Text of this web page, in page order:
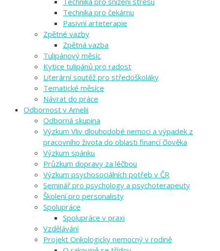
Technika pro čekárnu
Pasivní arteterapie
Zpětné vazby
Zpětná vazba
Tulipánový měsíc
Kytice tulipánů pro radost
Literární soutěž pro středoškoláky
Tematické měsíce
Návrat do práce
Odbornost v Amelii
Odborná skupina
Výzkum Vliv dlouhodobé nemoci a výpadek z
pracovního života do oblasti financí člověka
Výzkum spánku
Průzkum dopravy za léčbou
Výzkum psychosociálních potřeb v ČR
Seminář pro psychology a psychoterapeuty
Školení pro personalisty
Spolupráce
Spolupráce v praxi
Vzdělávání
Projekt Onkologicky nemocný v rodině